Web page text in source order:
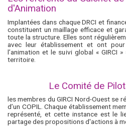
d'Animation
Implantées dans chaque DRCI et
constituent un maillage efficace et
toute la structure. Elles sont
avec leur établissement et ont pour
l’animation et le suivi global « GIRCI
territoire.
Le Comité de
les membres du GIRCI Nord-Ouest se
d’un COPIL. Chaque établissement
représenté, et cette instance est le
partage des propositions d'actions à